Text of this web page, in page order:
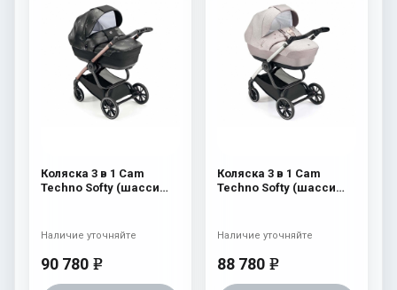
Коляска 3 в 1 Cam
Techno Softy (шасси
90 780 e
Наличие уточняйте
Коляска 3 в 1 Cam
Techno Softy (шасси
88 780 e
Наличие уточняйте